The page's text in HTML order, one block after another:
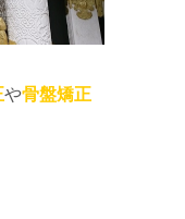
や骨盤矯正